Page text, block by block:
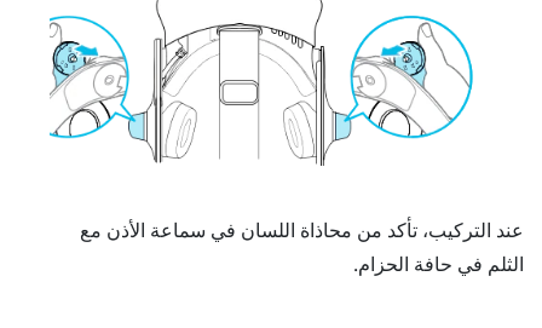
عند التركيب، تأكد من محاذاة اللسان في سماعة الأذن مع
الثلم في حافة الحزام.